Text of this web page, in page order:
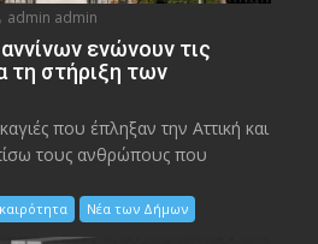
admin admin
ενώνουν τις
τη στήριξη των
που έπληξαν την Αττική και
τους ανθρώπους που
Νέα των Δήμων